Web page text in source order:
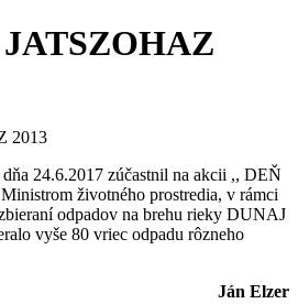
2013
24.6.2017 zúčastnil na akcii ,, DEŇ
životného prostredia, v rámci
odpadov na brehu rieky DUNAJ
vyše 80 vriec odpadu rôzneho
Ján Elzer